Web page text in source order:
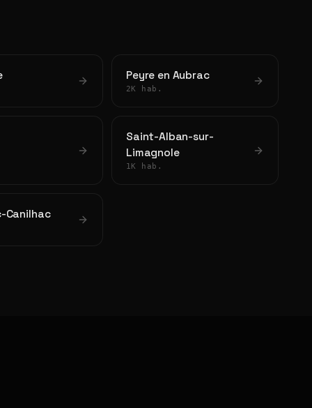
Peyre en Aubrac
2K hab.
Saint-Alban-sur-
Limagnole
1K hab.
Canilhac